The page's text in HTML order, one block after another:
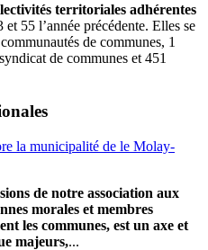
territoriales adhérentes
55 l’année précédente. Elles se
de communes, 1
de communes et 451
la municipalité de le Molay-
de notre association aux
morales et membres
les communes, est un axe et
majeurs,...